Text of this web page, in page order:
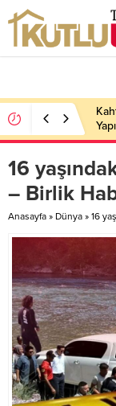
16
– Birlik
Anasayfa » Dünya » 16